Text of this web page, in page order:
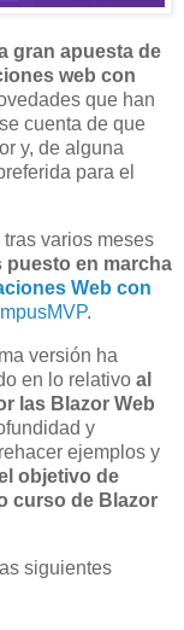
gran apuesta de
web con
que han
cuenta de que
y, de alguna
para el
varios meses
puesto en marcha
Web con
.
versión ha
en lo relativo al
las Blazor Web
y
ejemplos y
objetivo de
curso de Blazor
siguientes